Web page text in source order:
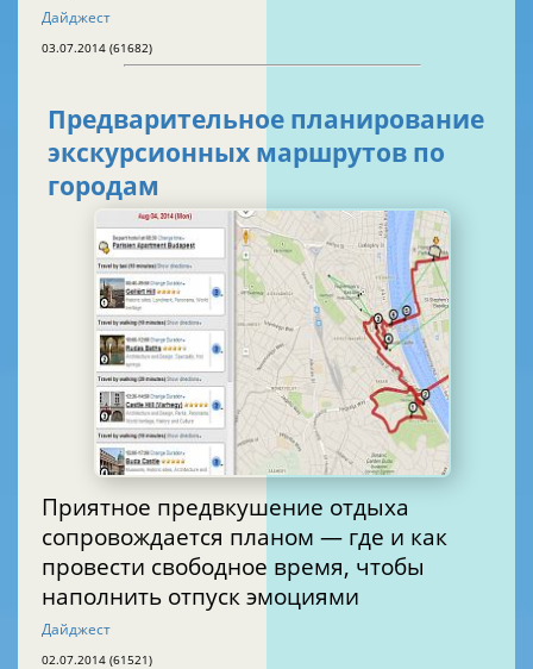
Дайджест
03.07.2014 (61682)
Предварительное планирование
экскурсионных маршрутов по
городам
Приятное предвкушение отдыха
сопровождается планом — где и как
провести свободное время, чтобы
наполнить отпуск эмоциями
Дайджест
02.07.2014 (61521)